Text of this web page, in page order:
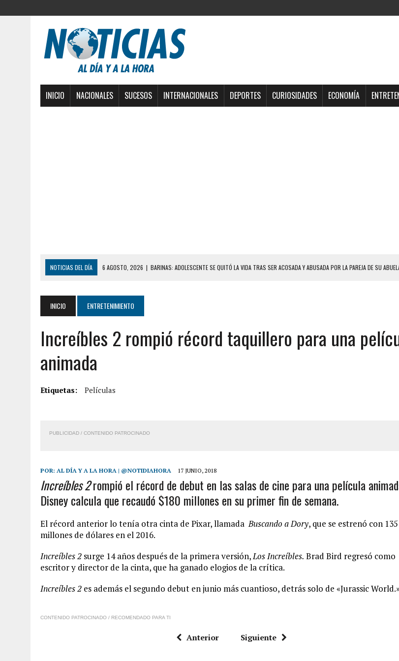
INICIO NACIONALES SUCESOS INTERNACIONALES DEPORTES CURIOSIDADES ECONOMÍA
NOTICIAS DEL DÍA 6 AGOSTO, 2026 | BARINAS: ADOLESCENTE SE QUITÓ LA VIDA TRAS SER ACOSADA Y ABUSADA POR LA PAREJA DE SU
5 AGOSTO, 2026 | HORROR EN BARINAS: UN HOMBRE INDUJO AL SUICIDIO A UNA ADOLESCENTE DE 13 AÑOS TRAS ABUSAR DE ELLA
3 AGOSTO, 2026
LA INCREÍBLE FORMA EN LA QUE SOBREVIVIÓ UN HOMBRE Y SU FAMILIA TRAS LOS TERREMOTOS: CAYERON DESDE EL PISO NUEVE
EDIFICIO PETUNIA
7 AGOSTO, 2026 |
7 AGOSTO, 2026
6 AGOSTO, 2026 | MISTERIOSA MUERTE DE MODELO EN MONAGAS: HALLARON EL CUERPO DENTRO DE SU CASA
INICIO ENTRETENIMIENTO
Increíbles 2 rompió récord taquillero para una
animada
Etiquetas: Películas
PUBLICIDAD / CONTENIDO PATROCINADO
POR: AL DÍA Y A LA HORA | @NOTIDIAHORA 17 JUNIO, 2018
Increíbles 2rompió el récord de debut en las salas de cine para una película
Disney calcula que recaudó $180 millones en su primer fin de semana.
El récord anterior lo tenía otra cinta de Pixar, llamadaBuscando a Dory, que se estrenó con 135
millones de dólares en el 2016.
Increíbles 2 surge 14 años después de la primera versión,Los Increíbles. Brad Bird regresó como
escritor y director de la cinta, que ha ganado elogios de la crítica.
Increíbles 2 es además el segundo debut en junio más cuantioso, detrás solo de «Jurassic
CONTENIDO PATROCINADO / RECOMENDADO PARA TI
Anterior Siguiente